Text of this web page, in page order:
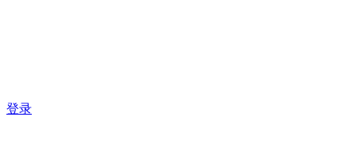
登录